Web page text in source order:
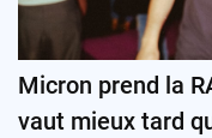
Micron prend la
vaut mieux tard